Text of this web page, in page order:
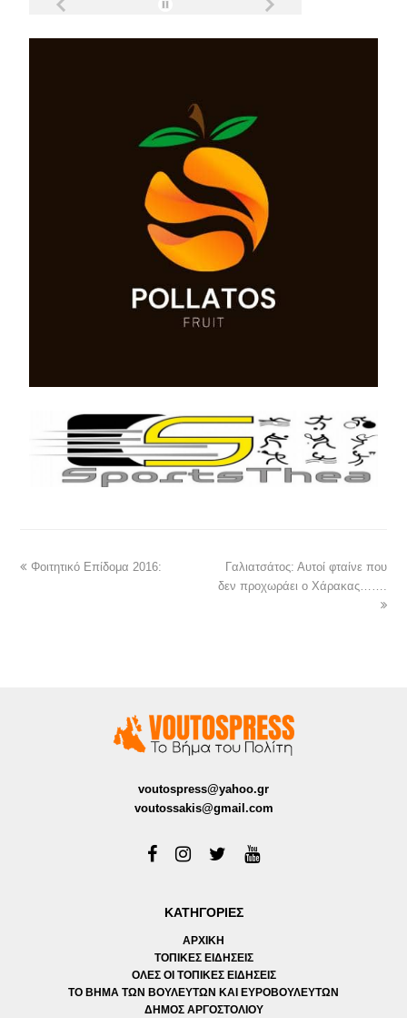
Φοιτητικό Επίδομα 2016:
Γαλιατσάτος: Αυτοί φταίνε που
δεν προχωράει ο Χάρακας…….
voutospress@yahoo.gr
voutossakis@gmail.com
ΚΑΤΗΓΟΡΙΕΣ
ΑΡΧΙΚΗ
ΤΟΠΙΚΕΣ ΕΙΔΗΣΕΙΣ
ΟΛΕΣ ΟΙ ΤΟΠΙΚΕΣ ΕΙΔΗΣΕΙΣ
ΤΟ ΒΗΜΑ ΤΩΝ ΒΟΥΛΕΥΤΩΝ ΚΑΙ ΕΥΡΟΒΟΥΛΕΥΤΩΝ
ΔΗΜΟΣ ΑΡΓΟΣΤΟΛΙΟΥ